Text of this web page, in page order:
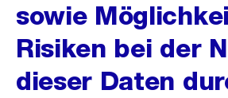
sowie
Risiken bei der
dieser Daten